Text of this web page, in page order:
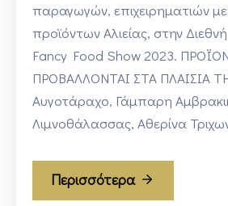
παραγωγών, επιχειρηματιών
προϊόντων Αλιείας, στην
Fancy Food Show 2023.
ΠΡΟΒΑΛΛΟΝΤΑΙ ΣΤΑ ΠΛΑΙΣΙΑ
Αυγοτάραχο, Γάμπαρη
Λιμνοθάλασσας, Αθερίνα
Περισσότερα